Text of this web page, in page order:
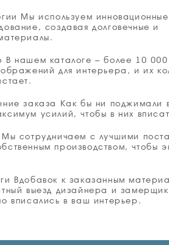
Мы используем
создавая долговечные и
В нашем каталоге – более 10 000
для интерьера, и их
заказа Как бы ни поджимали
усилий, чтобы в них
Мы сотрудничаем с лучшими
производством, чтобы
Вдобавок к заказанным
выезд дизайнера и
вписались в ваш интерьер.